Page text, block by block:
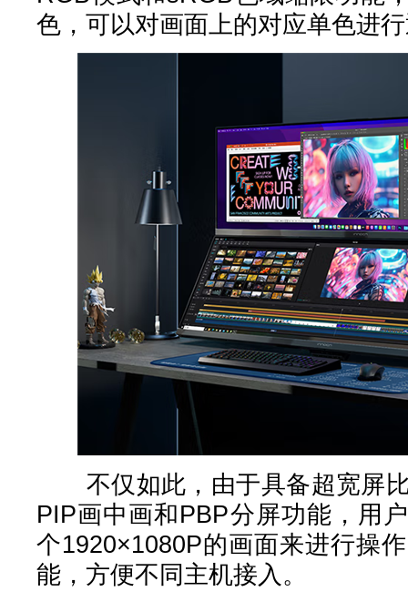
色，可以对画面上的对应单色进
不仅如此，由于具备超宽屏比
PIP画中画和PBP分屏功能，用
个1920×1080P的画面来进行操
能，方便不同主机接入。